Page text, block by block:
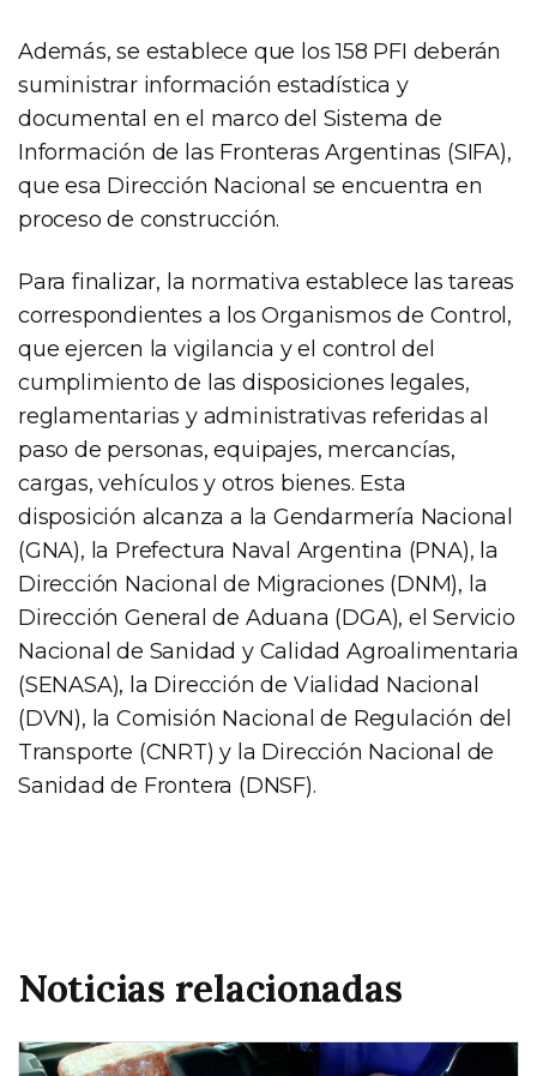
Además, se establece que los 158 PFI deberán
suministrar información estadística y
documental en el marco del Sistema de
Información de las Fronteras Argentinas (SIFA),
que esa Dirección Nacional se encuentra en
proceso de construcción.
Para finalizar, la normativa establece las tareas
correspondientes a los Organismos de Control,
que ejercen la vigilancia y el control del
cumplimiento de las disposiciones legales,
reglamentarias y administrativas referidas al
paso de personas, equipajes, mercancías,
cargas, vehículos y otros bienes. Esta
disposición alcanza a la Gendarmería Nacional
(GNA), la Prefectura Naval Argentina (PNA), la
Dirección Nacional de Migraciones (DNM), la
Dirección General de Aduana (DGA), el Servicio
Nacional de Sanidad y Calidad Agroalimentaria
(SENASA), la Dirección de Vialidad Nacional
(DVN), la Comisión Nacional de Regulación del
Transporte (CNRT) y la Dirección Nacional de
Sanidad de Frontera (DNSF).
Noticias relacionadas